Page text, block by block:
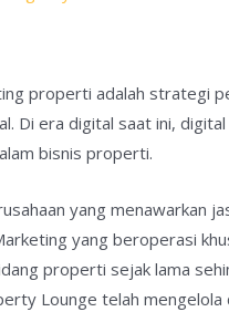
properti adalah strategi
Di era digital saat ini,
bisnis properti.
yang menawarkan
yang beroperasi
properti sejak lama
Lounge telah mengelola